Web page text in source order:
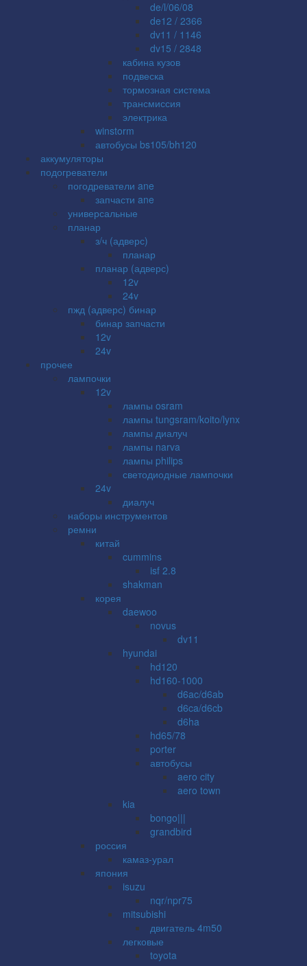
de/l/06/08
de12 / 2366
dv11 / 1146
dv15 / 2848
кабина кузов
подвеска
тормозная система
трансмиссия
электрика
winstorm
автобусы bs105/bh120
аккумуляторы
подогреватели
погодреватели ane
запчасти ane
универсальные
планар
з/ч (адверс)
планар
планар (адверс)
12v
24v
пжд (адверс) бинар
бинар запчасти
12v
24v
прочее
лампочки
12v
лампы osram
лампы tungsram/koito/lynx
лампы диалуч
лампы narva
лампы philips
светодиодные лампочки
24v
диалуч
наборы инструментов
ремни
китай
cummins
isf 2.8
shakman
корея
daewoo
novus
dv11
hyundai
hd120
hd160-1000
d6ac/d6ab
d6ca/d6cb
d6ha
hd65/78
porter
автобусы
aero city
aero town
kia
bongo|||
grandbird
россия
камаз-урал
япония
isuzu
nqr/npr75
mitsubishi
двигатель 4m50
легковые
toyota